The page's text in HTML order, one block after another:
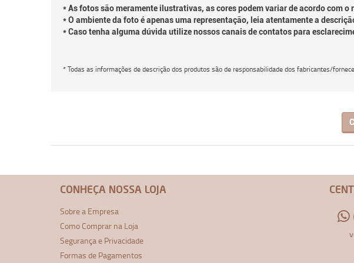
* As fotos são meramente ilustrativas, as cores podem variar de acordo com o
* O ambiente da foto é apenas uma representação, leia atentamente a
* Caso tenha alguma dúvida utilize nossos canais de contatos para
* Todas as informações de descrição dos produtos são de responsabilidade dos fabricantes/
CONHEÇA NOSSA LOJA
Sobre a Empresa
Como Comprar na Loja
Segurança e Privacidade
Formas de Pagamentos